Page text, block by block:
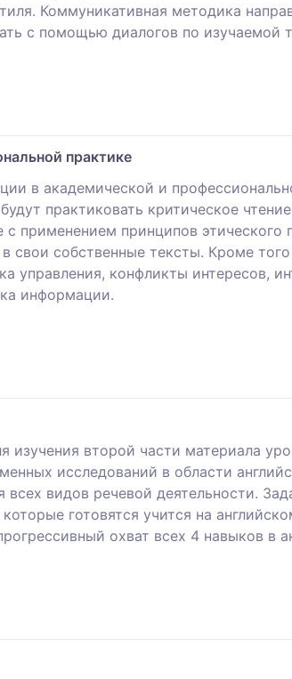
Коммуникативная методика
с помощью диалогов по изучаемой
практике
в академической и
практиковать критическое
с применением принципов
собственные тексты. Кроме
управления, конфликты интересов,
информации.
изучения второй части материала
исследований в области
всех видов речевой деятельности.
готовятся учится на
охват всех 4 навыков в